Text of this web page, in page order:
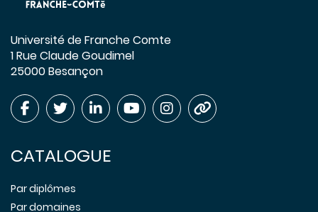
Université de Franche Comte
1 Rue Claude Goudimel
25000 Besançon
CATALOGUE
Par diplômes
Par domaines